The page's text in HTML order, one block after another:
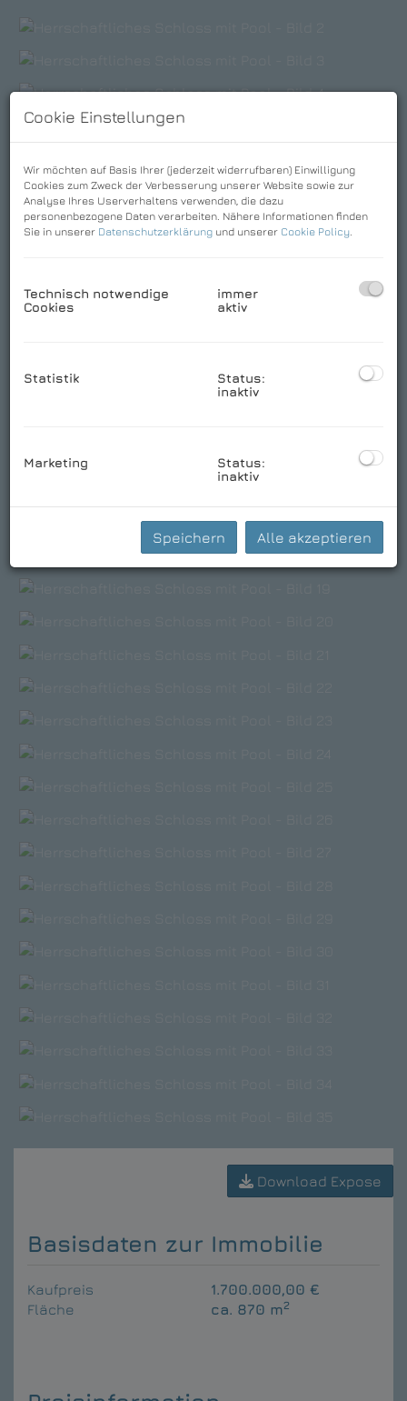
Download Expose
Basisdaten zur Immobilie
Kaufpreis
1.700.000,00 €
Fläche
ca. 870 m2
Cookie Einstellungen
Wir möchten auf Basis Ihrer (jederzeit widerrufbaren) Einwilligung
Cookies zum Zweck der Verbesserung unserer Website sowie zur
Analyse Ihres Userverhaltens verwenden, die dazu
personenbezogene Daten verarbeiten. Nähere Informationen finden
Sie in unserer Datenschutzerklärung und unserer Cookie Policy.
Technisch notwendige
Cookies
immer
aktiv
Statistik
Status:
inaktiv
Marketing
Status:
inaktiv
Speichern Alle akzeptieren